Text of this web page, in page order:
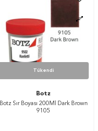
Tükendi
Botz
Botz Sır Boyası 200Ml Dark Brown
9105